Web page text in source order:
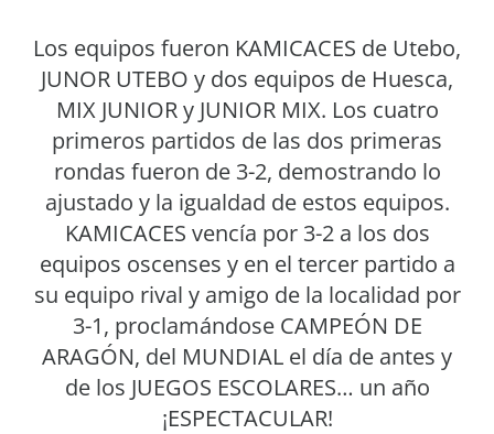
Los equipos fueron KAMICACES de Utebo,
JUNOR UTEBO y dos equipos de Huesca,
MIX JUNIOR y JUNIOR MIX. Los cuatro
primeros partidos de las dos primeras
rondas fueron de 3-2, demostrando lo
ajustado y la igualdad de estos equipos.
KAMICACES vencía por 3-2 a los dos
equipos oscenses y en el tercer partido a
su equipo rival y amigo de la localidad por
3-1, proclamándose CAMPEÓN DE
ARAGÓN, del MUNDIAL el día de antes y
de los JUEGOS ESCOLARES… un año
¡ESPECTACULAR!